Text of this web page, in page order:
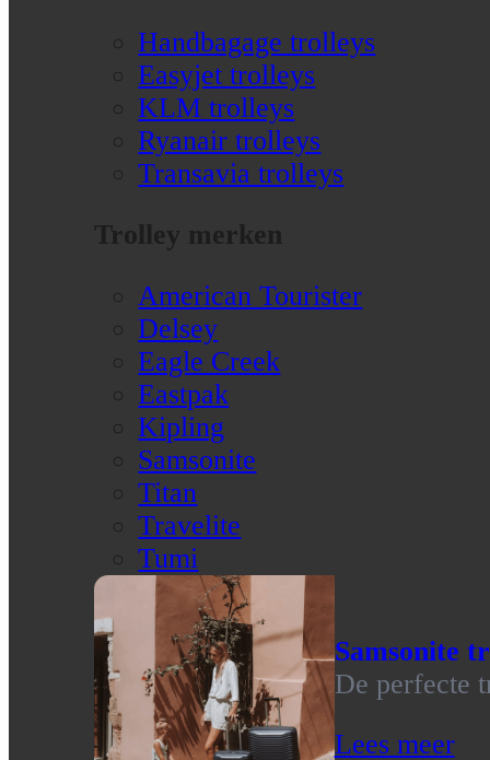
Handbagage trolleys
Easyjet trolleys
KLM trolleys
Ryanair trolleys
Transavia trolleys
Trolley merken
American Tourister
Delsey
Eagle Creek
Eastpak
Kipling
Samsonite
Titan
Travelite
Tumi
Samsonite
De perfecte
Lees meer